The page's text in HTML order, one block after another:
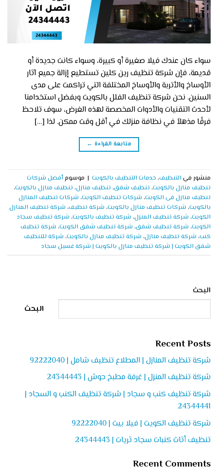
سواء كان عندك فيلا صغيرة أو كبيرة، وسواء كانت جديدة أو
قديمة، فإن شركة تنظيف رين كلين تستطيع إزالة جميع آثار
الأوساخ والأتربة والأوساخ المختلفة التي تراكمت على مدى
السنين. نحن شركة تنظيف الفلل بالكويت وبفضل استخدامنا
لأحدث التقنيات والأدوات المخصصة لهذه الغرض، سوف تلاحظ
فرقًا مذهلاً في نظافة منزلك في أقل وقت ممكن. لذا […]
متابعة القراءة ←
منشور في التنظيف، خدمات التنظيف بالكويت | موسومأفضل شركات
تنظيف منازل بالكويت، تنظيف شقق، تنظيف منازل، تنظيف منازل بالكويت،
تنظيف منازل فى الكويت، شركات تنظيف الكويت، شركات تنظيف المنازل
بالكويت، شركات تنظيف منازل بالكويت، شركة تنظيف، شركة تنظيف المنازل
الكويت، شركة تنظيف المنزل، شركة تنظيف بالكويت، شركة تنظيف سجاد
الكويت، شركة تنظيف شقق، شركة تنظيف شقق الكويت، شركة تنظيف
كنب، شركة تنظيف منازل، شركة تنظيف منازل بالكويت، شركة للتنظيف
شقق الكويت | شركة تنظيف منازل بالكويت | شركة غسيل سجاد
البحث
البحث
Recent Posts
شركة تنظيف المنازل | المطلاع تنظيف شامل | 92222040
شركة تنظيف المنزل | غرفة مطبخ حوش | 24344443
شركة تنظيف كنب و سجاد | شركة تنظيف الكنب و السجاد |
24344441
شركة تنظيف الكويت | فيلا بيت | 92222040
تنظيف أثاث كنبات سجاد ثريات | 24344443